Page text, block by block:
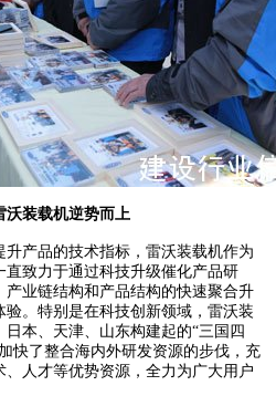
装载机逆势而上
产品的技术指标，雷沃装载机作为
致力于通过科技升级催化产品研
业链结构和产品结构的快速聚合升
。特别是在科技创新领域，雷沃装
本、天津、山东构建起的“三国四
快了整合海内外研发资源的步伐，充
人才等优势资源，全力为广大用户